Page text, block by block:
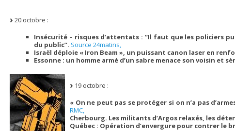
20 octobre :
Insécurité – risques d’attentats : “Il faut que les policiers
du public”. Source 24matins,
Israël déploie « Iron Beam », un puissant canon laser en
Essonne : un homme armé d’un sabre menace son voisin et
19 octobre :
« On ne peut pas se protéger si on n’a pas
RMC,
Cherbourg. Les militants d’Argos relaxés, les
Québec : Opération d’envergure pour contrer le